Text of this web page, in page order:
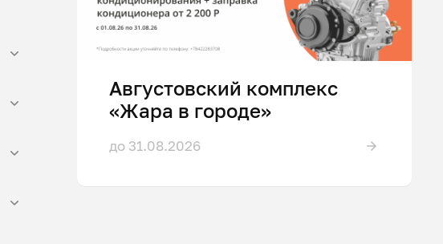
Августовский комплекс
«Жара в городе»
до 31.08.2026